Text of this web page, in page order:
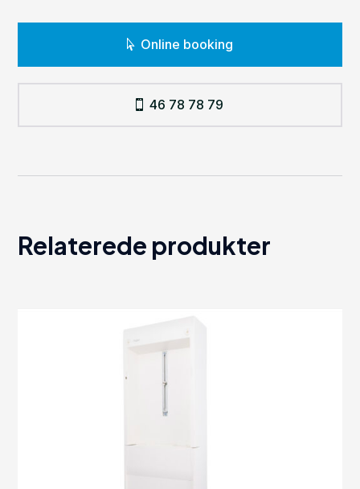
Online booking
46 78 78 79
Relaterede produkter